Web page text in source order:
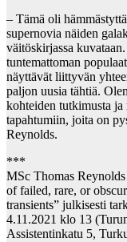
– Tämä oli
supernovia näiden
väitöskirjassa
tuntemattoman
näyttävät liittyvän
paljon uusia tähtiä.
kohteiden tutkimusta
tapahtumiin, joita on
Reynolds.
***
MSc Thomas
of failed, rare, or
transients” julkisesti
4.11.2021 klo 13
Assistentinkatu 5,